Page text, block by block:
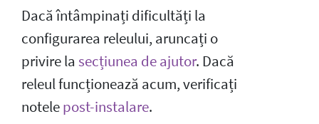
Dacă întâmpinați dificultăți la
configurarea releului, aruncați o
privire la secțiunea de ajutor. Dacă
releul funcționează acum, verificați
notelepost-instalare.